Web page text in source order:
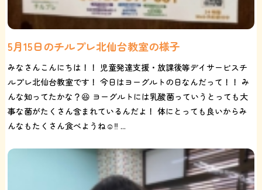
5月15日のチルプレ北仙台教室の様子
みなさんこんにちは！！ 児童発達支援・放課後等デイサービスチ
ルプレ北仙台教室です！ 今日はヨーグルトの日なんだって！！ み
んな知ってたかな？😆 ヨーグルトには乳酸菌っていうとっても大
事な菌がたくさん含まれているんだよ！ 体にとっても良いからみ
んなもたくさん食べようね☺️‼️ ...